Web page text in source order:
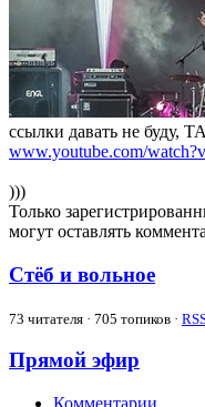
ссылки давать не
www.youtube.com/
)))
Только
могут оставлять
Стёб и вольное
73 читателя · 705 топиков ·
Прямой эфир
Комментарии